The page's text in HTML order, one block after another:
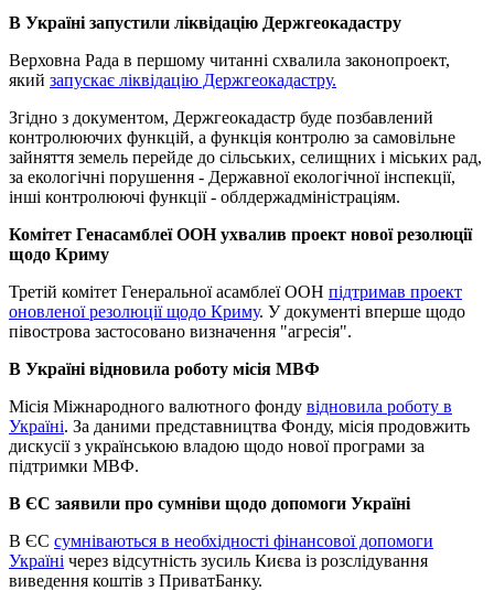
В Україні запустили ліквідацію Держгеокадастру
Верховна Рада в першому читанні схвалила законопроект,
який запускає ліквідацію Держгеокадастру.
Згідно з документом, Держгеокадастр буде позбавлений
контролюючих функцій, а функція контролю за самовільне
зайняття земель перейде до сільських, селищних і міських рад,
за екологічні порушення - Державної екологічної інспекції,
інші контролюючі функції - облдержадміністраціям.
Комітет Генасамблеї ООН ухвалив проект нової резолюції
щодо Криму
Третій комітет Генеральної асамблеї ООН підтримав проект
оновленої резолюції щодо Криму. У документі вперше щодо
півострова застосовано визначення "агресія".
В Україні відновила роботу місія МВФ
Місія Міжнародного валютного фонду відновила роботу в
Україні. За даними представництва Фонду, місія продовжить
дискусії з українською владою щодо нової програми за
підтримки МВФ.
В ЄС заявили про сумніви щодо допомоги Україні
В ЄС сумніваються в необхідності фінансової допомоги
Україні через відсутність зусиль Києва із розслідування
виведення коштів з ПриватБанку.